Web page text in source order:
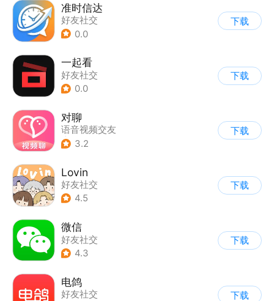
准时信达
好友社交
0.0
下载
一起看
好友社交
0.0
下载
对聊
语音视频交友
| 好友社交
3.2
下载
Lovin
好友社交
4.5
下载
微信
好友社交
4.3
下载
电鸽
好友社交
下载